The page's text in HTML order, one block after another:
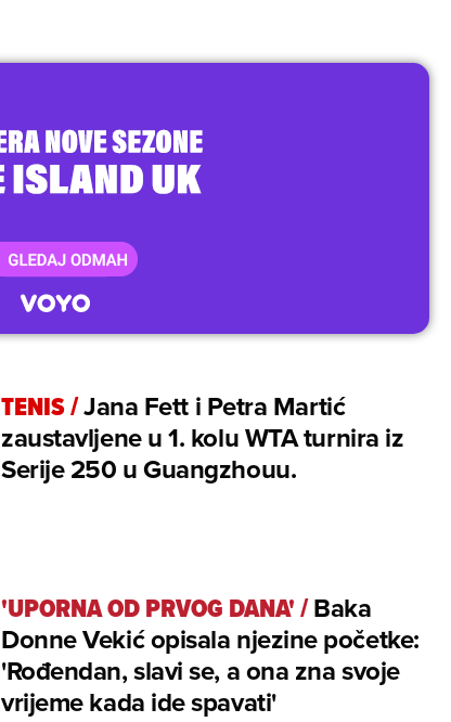
TENIS/Jana Fett i Petra Martić
zaustavljene u 1. kolu WTA turnira iz
Serije 250 u Guangzhouu.
'UPORNA OD PRVOG DANA'/Baka
Donne Vekić opisala njezine početke:
'Rođendan, slavi se, a ona zna svoje
vrijeme kada ide spavati'